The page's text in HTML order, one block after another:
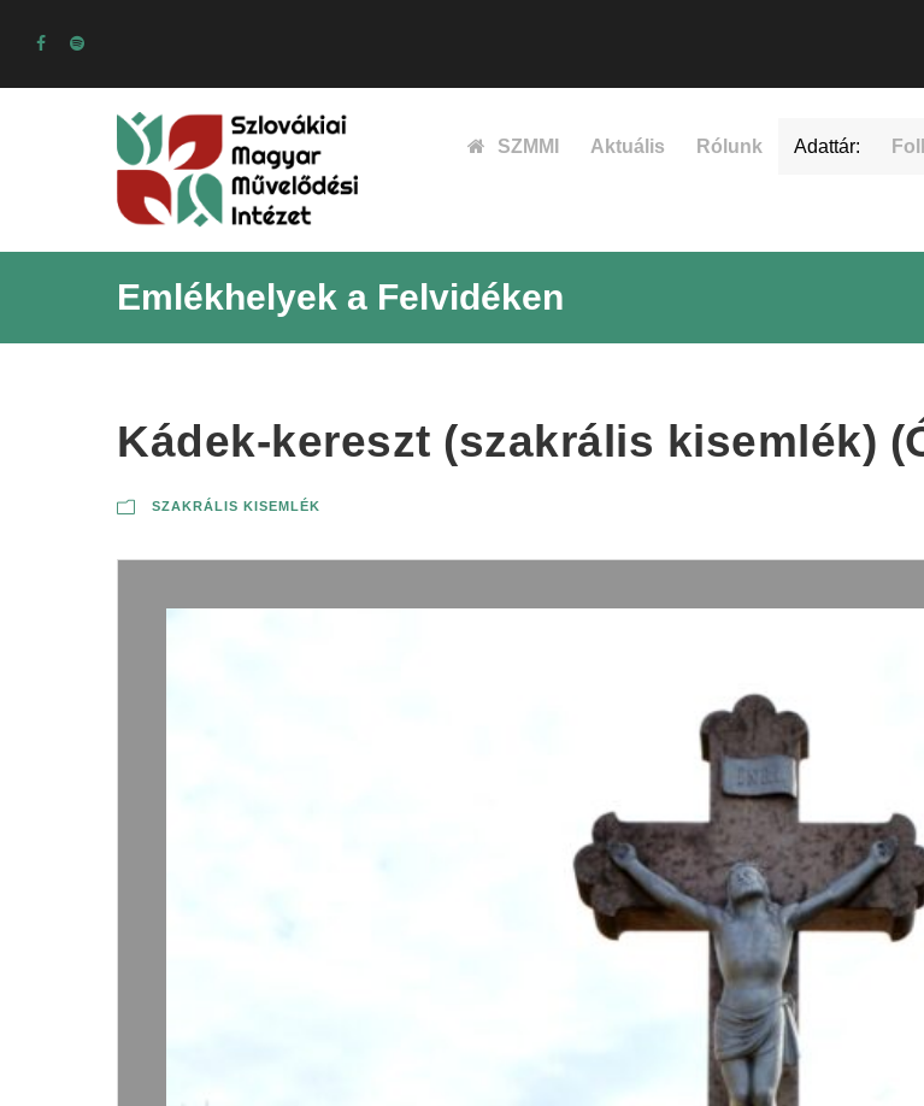
SZMMI Aktuális Rólunk Adattár:
Emlékhelyek a Felvidéken
Kádek-kereszt (szakrális kisemlék)
SZAKRÁLIS KISEMLÉK